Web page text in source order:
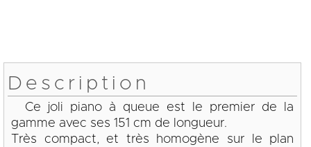
Description
Ce joli piano à queue est le premier de la
gamme avec ses 151 cm de longueur.
Très compact, et très homogène sur le plan